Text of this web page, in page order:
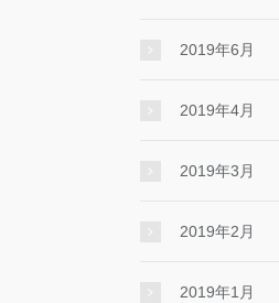
2019年6月
2019年4月
2019年3月
2019年2月
2019年1月